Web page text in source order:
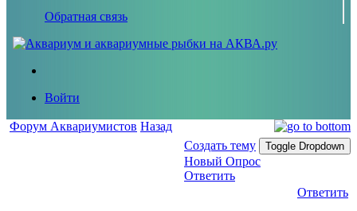
Обратная связь
Войти
Форум Аквариумистов Назад
Создать тему
Toggle Dropdown
Новый Опрос
Ответить
Ответить